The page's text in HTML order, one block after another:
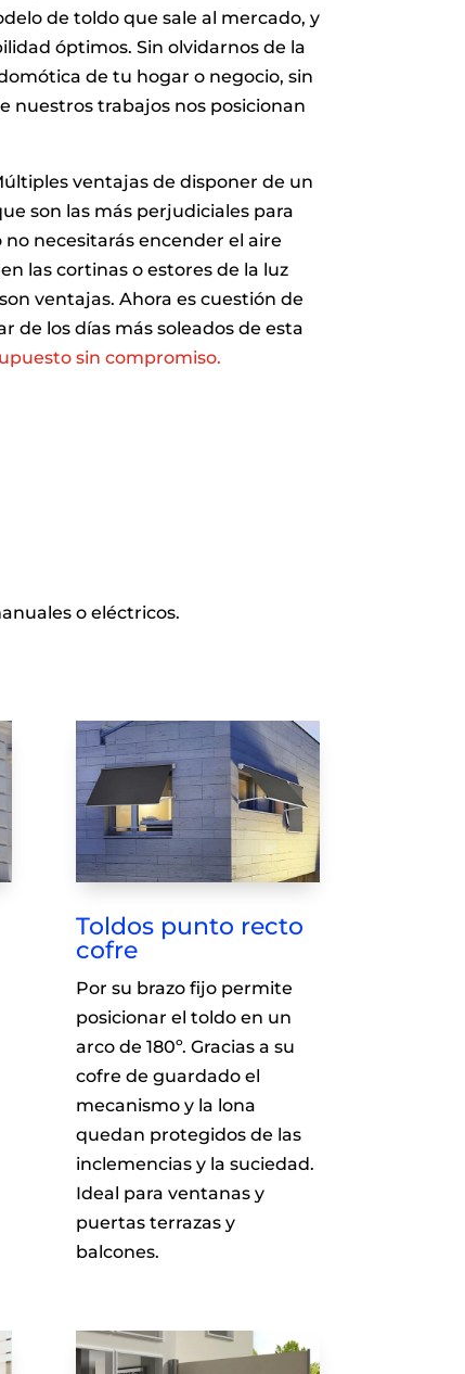
de toldo que sale al mercado, y
óptimos. Sin olvidarnos de la
de tu hogar o negocio, sin
nuestros trabajos nos posicionan
ventajas de disponer de un
son las más perjudiciales para
necesitarás encender el aire
las cortinas o estores de la luz
ventajas. Ahora es cuestión de
de los días más soleados de esta
sin compromiso.
o eléctricos.
Toldos punto recto
cofre
Por su brazo fijo permite
posicionar el toldo en un
arco de 180º. Gracias a su
cofre de guardado el
mecanismo y la lona
quedan protegidos de las
inclemencias y la suciedad.
Ideal para ventanas y
puertas terrazas y
balcones.